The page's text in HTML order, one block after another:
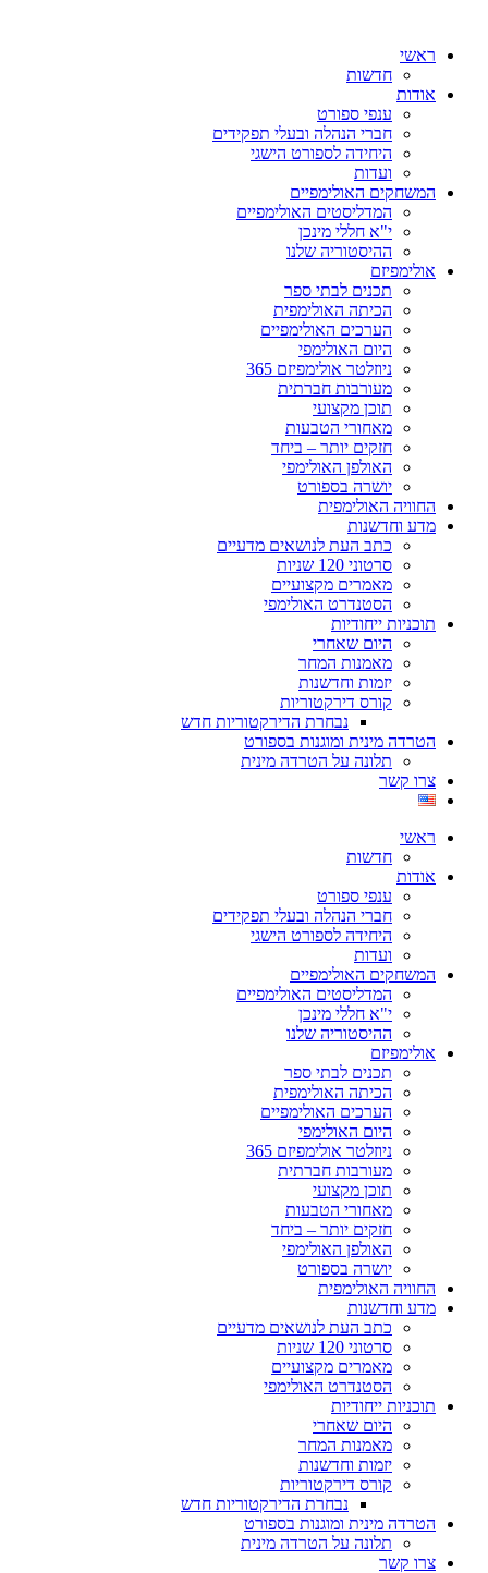
ראשי
חדשות
אודות
ענפי ספורט
חברי הנהלה ובעלי תפקידים
היחידה לספורט הישגי
ועדות
המשחקים האולימפיים
המדליסטים האולימפיים
י"א חללי מינכן
ההיסטוריה שלנו
אולימפיזם
תכנים לבתי ספר
הכיתה האולימפית
הערכים האולימפיים
היום האולימפי
ניוזלטר אולימפיזם 365
מעורבות חברתית
תוכן מקצועי
מאחורי הטבעות
חזקים יותר – ביחד
האולפן האולימפי
יושרה בספורט
החוויה האולימפית
מדע וחדשנות
כתב העת לנושאים מדעיים
סרטוני 120 שניות
מאמרים מקצועיים
הסטנדרט האולימפי
תוכניות ייחודיות
היום שאחרי
מאמנות המחר
יזמות וחדשנות
קורס דירקטוריות
נבחרת הדירקטוריות חדש
הטרדה מינית ומוגנות בספורט
תלונה על הטרדה מינית
צרו קשר
ראשי
חדשות
אודות
ענפי ספורט
חברי הנהלה ובעלי תפקידים
היחידה לספורט הישגי
ועדות
המשחקים האולימפיים
המדליסטים האולימפיים
י"א חללי מינכן
ההיסטוריה שלנו
אולימפיזם
תכנים לבתי ספר
הכיתה האולימפית
הערכים האולימפיים
היום האולימפי
ניוזלטר אולימפיזם 365
מעורבות חברתית
תוכן מקצועי
מאחורי הטבעות
חזקים יותר – ביחד
האולפן האולימפי
יושרה בספורט
החוויה האולימפית
מדע וחדשנות
כתב העת לנושאים מדעיים
סרטוני 120 שניות
מאמרים מקצועיים
הסטנדרט האולימפי
תוכניות ייחודיות
היום שאחרי
מאמנות המחר
יזמות וחדשנות
קורס דירקטוריות
נבחרת הדירקטוריות חדש
הטרדה מינית ומוגנות בספורט
תלונה על הטרדה מינית
צרו קשר